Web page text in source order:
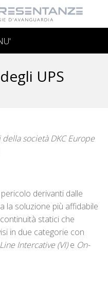
UPS
società DKC Europe
derivanti dalle
la soluzione più affidabile
statici che
in due categorie con
Line Intercative (VI)e On-